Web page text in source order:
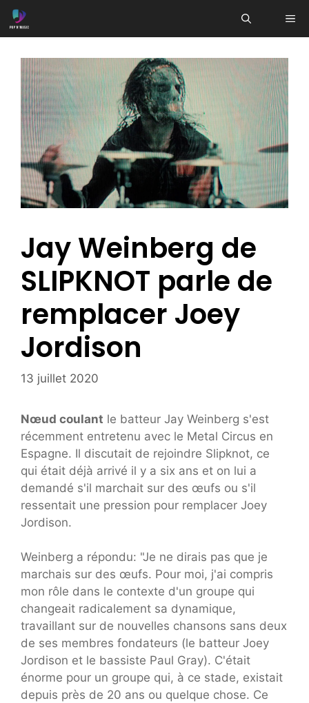
Aller
au
Jay Weinberg de
SLIPKNOT parle de
remplacer Joey
Jordison
13 juillet 2020
Nœud coulant le batteur Jay Weinberg s'est
récemment entretenu avec le Metal Circus en
Espagne. Il discutait de rejoindre Slipknot, ce
qui était déjà arrivé il y a six ans et on lui a
demandé s'il marchait sur des œufs ou s'il
ressentait une pression pour remplacer Joey
Jordison.
Weinberg a répondu: "Je ne dirais pas que je
marchais sur des œufs. Pour moi, j'ai compris
mon rôle dans le contexte d'un groupe qui
changeait radicalement sa dynamique,
travaillant sur de nouvelles chansons sans deux
de ses membres fondateurs (le batteur Joey
Jordison et le bassiste Paul Gray). C'était
énorme pour un groupe qui, à ce stade, existait
depuis près de 20 ans ou quelque chose. Ce